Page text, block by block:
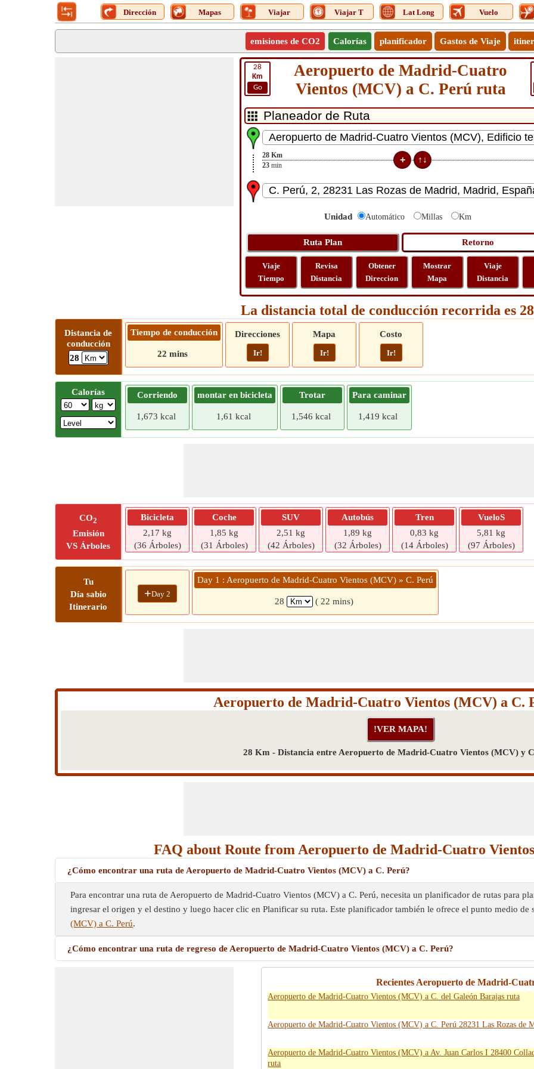
Dirección Mapas Viajar Viajar T Lat Long Vuelo
emisiones de CO2 Calorías planificador Gastos de Viaje
28
Km
Go
Aeropuerto de Madrid-Cuatro
Vientos (MCV) a C. Perú ruta
28 Km
23 min
Unidad Automático Millas Km
Viaje
Tiempo
Revisa
Distancia
Obtener
Direccion
Mostrar
Mapa
Viaje
Distancia
La distancia total de conducción recorrida es
Distancia de
conducción
28
Tiempo de conducción
22 mins
Direcciones
Ir!
Mapa
Ir!
Costo
Ir!
Calorías Corriendo
1,673 kcal
montar en bicicleta
1,61 kcal
Trotar
1,546 kcal
Para caminar
1,419 kcal
CO2
Emisión
VS Árboles
Bicicleta
2,17 kg
(36 Árboles)
Coche
1,85 kg
(31 Árboles)
SUV
2,51 kg
(42 Árboles)
Autobús
1,89 kg
(32 Árboles)
Tren
0,83 kg
(14 Árboles)
VueloS
5,81 kg
(97 Árboles)
Tu
Día sabio
Itinerario
+Day 2
Day 1 : Aeropuerto de Madrid-Cuatro Vientos (MCV) » C. Perú
28 ( 22 mins)
Aeropuerto de Madrid-Cuatro Vientos (MCV) a C.
28 Km - Distancia entre Aeropuerto de Madrid-Cuatro Vientos (MCV) y
FAQ about Route from Aeropuerto de Madrid-Cuatro
¿Cómo encontrar una ruta de Aeropuerto de Madrid-Cuatro Vientos (MCV) a C. Perú?
Para encontrar una ruta de Aeropuerto de Madrid-Cuatro Vientos (MCV) a C. Perú, necesita un planificador de rutas para
ingresar el origen y el destino y luego hacer clic en Planificar su ruta. Este planificador también le ofrece el punto medio de
(MCV) a C. Perú.
¿Cómo encontrar una ruta de regreso de Aeropuerto de Madrid-Cuatro Vientos (MCV) a C. Perú?
Recientes Aeropuerto de Madrid-
Aeropuerto de Madrid-Cuatro Vientos (MCV) a C. del Galeón Barajas ruta
Aeropuerto de Madrid-Cuatro Vientos (MCV) a C. Perú 28231 Las Rozas de
Aeropuerto de Madrid-Cuatro Vientos (MCV) a Av. Juan Carlos I 28400
ruta